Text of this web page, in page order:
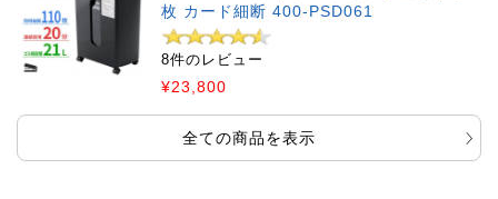
枚 カード細断 400-PSD061
8件のレビュー
¥23,800
全ての商品を表示